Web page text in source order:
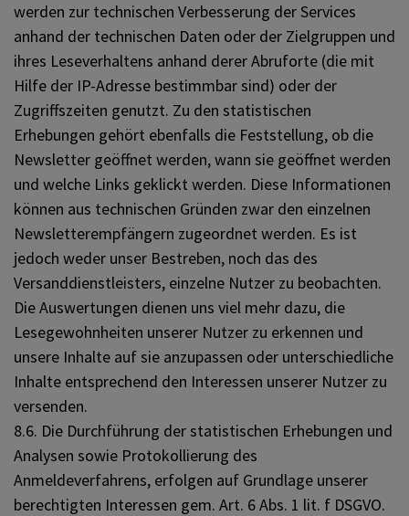
werden zur technischen Verbesserung der Services
anhand der technischen Daten oder der Zielgruppen und
ihres Leseverhaltens anhand derer Abruforte (die mit
Hilfe der IP-Adresse bestimmbar sind) oder der
Zugriffszeiten genutzt. Zu den statistischen
Erhebungen gehört ebenfalls die Feststellung, ob die
Newsletter geöffnet werden, wann sie geöffnet werden
und welche Links geklickt werden. Diese Informationen
können aus technischen Gründen zwar den einzelnen
Newsletterempfängern zugeordnet werden. Es ist
jedoch weder unser Bestreben, noch das des
Versanddienstleisters, einzelne Nutzer zu beobachten.
Die Auswertungen dienen uns viel mehr dazu, die
Lesegewohnheiten unserer Nutzer zu erkennen und
unsere Inhalte auf sie anzupassen oder unterschiedliche
Inhalte entsprechend den Interessen unserer Nutzer zu
versenden.
8.6. Die Durchführung der statistischen Erhebungen und
Analysen sowie Protokollierung des
Anmeldeverfahrens, erfolgen auf Grundlage unserer
berechtigten Interessen gem. Art. 6 Abs. 1 lit. f DSGVO.